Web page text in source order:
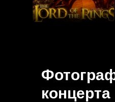
концерта